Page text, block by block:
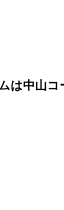
は中山コ